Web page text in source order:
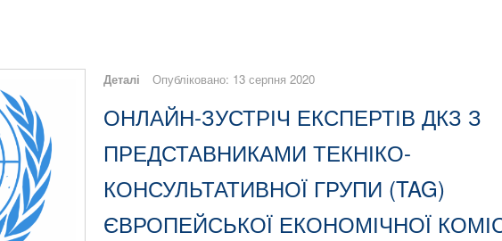
Деталі Опубліковано: 13 серпня 2020
ОНЛАЙН-ЗУСТРІЧ ЕКСПЕРТІВ ДКЗ З
ПРЕДСТАВНИКАМИ ТЕКНІКО-
КОНСУЛЬТАТИВНОЇ ГРУПИ (TAG)
ЄВРОПЕЙСЬКОЇ ЕКОНОМІЧНОЇ